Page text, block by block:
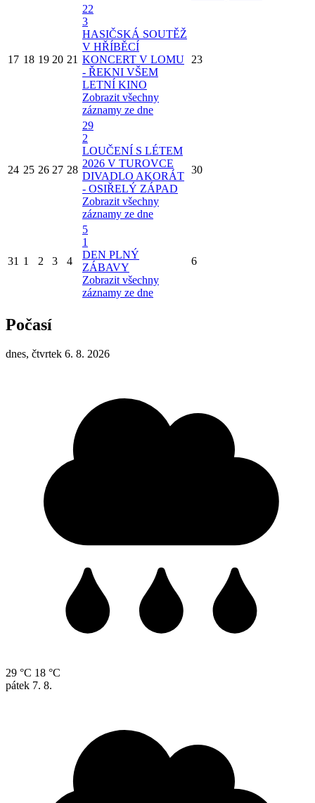
17 18 19 20 21
22
3
HASIČSKÁ SOUTĚŽ
V HŘÍBĚCÍ
KONCERT V LOMU
- ŘEKNI VŠEM
LETNÍ KINO
Zobrazit všechny
záznamy ze dne
23
24 25 26 27 28
29
2
LOUČENÍ S LÉTEM
2026 V TUROVCE
DIVADLO AKORÁT
- OSIŘELÝ ZÁPAD
Zobrazit všechny
záznamy ze dne
30
31 1 2 3 4
5
1
DEN PLNÝ
ZÁBAVY
Zobrazit všechny
záznamy ze dne
6
Počasí
dnes, čtvrtek 6. 8. 2026
29 °C 18 °C
pátek 7. 8.